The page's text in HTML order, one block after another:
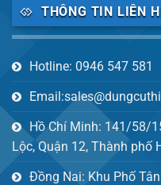
THÔNG TIN LIÊN
Hotline: 0946 547 581
Hồ Chí Minh: 141/58/
Lộc, Quận 12, Thành phố
Đồng Nai: Khu Phố